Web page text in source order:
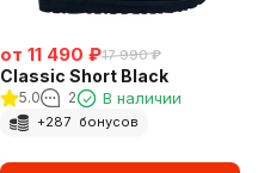
от 11 490 ₽17 990 ₽
Classic Short Black
5.0 2 В наличии
+287 бонусов